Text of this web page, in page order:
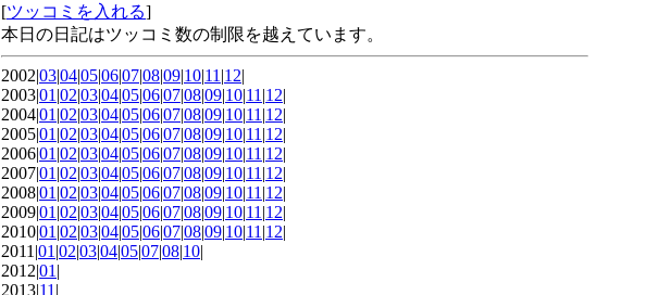
[ツッコミを入れる]
本日の日記はツッコミ数の制限を越えています。
2002|03|04|05|06|07|08|09|10|11 |12|
2003|01 |02|03|04|05|06|07|08|09|10|11 |12|
2004|01 |02|03|04|05|06|07|08|09|10|11 |12|
2005|01 |02|03|04|05|06|07|08|09|10|11 |12|
2006|01 |02|03|04|05|06|07|08|09|10|11 |12|
2007|01 |02|03|04|05|06|07|08|09|10|11 |12|
2008|01 |02|03|04|05|06|07|08|09|10|11 |12|
2009|01 |02|03|04|05|06|07|08|09|10|11 |12|
2010|01 |02|03|04|05|06|07|08|09|10|11 |12|
2011|01 |02|03|04|05|07|08|10|
2012|01 |
2013|11 |